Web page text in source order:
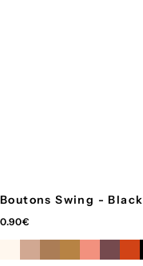
Boutons Swing - Black
Prix
0.90€